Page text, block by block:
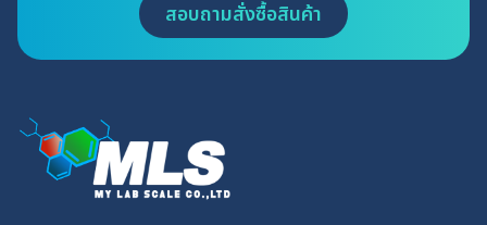
สอบถามสั่งซื้อสินค้า